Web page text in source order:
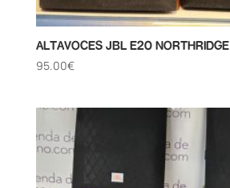
ALTAVOCES JBL E20 NORTHRIDGE
95.00€